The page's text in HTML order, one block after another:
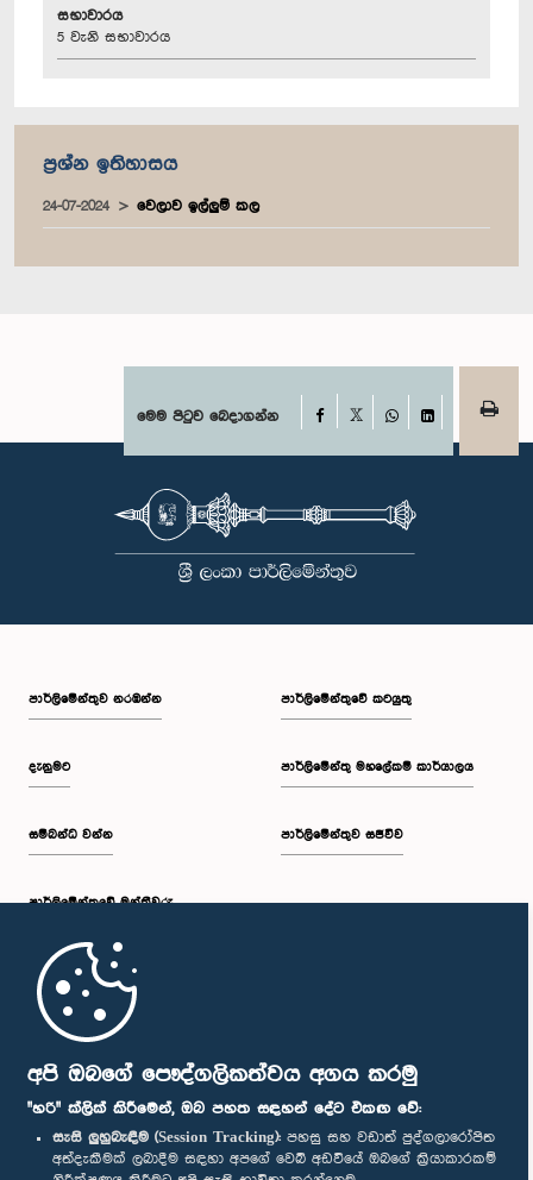
අපි ඔබගේ පෞද්ගලිකත්වය අගය කරමු
"හරි" ක්ලික් කිරීමෙන්, ඔබ පහත සඳහන් දේට එකඟ වේ:
සැසි ලුහුබැඳීම (Session Tracking): පහසු සහ වඩාත් පුද්ගලාරෝපිත
අත්දැකීමක් ලබාදීම සඳහා අපගේ වෙබ් අඩවියේ ඔබගේ ක්‍රියාකාරකම්
සභාවාරය
5 වැනි සභාවාරය
ප්‍රශ්න ඉතිහාසය
24-07-2024 වෙලාව ඉල්ලුම් කල
මෙම පිටුව බෙදාගන්න Facebook
WhatsAppLinkedIn
පාර්ලි‌මේන්තුව නරඹන්න
දැනුමට
සම්බන්ධ වන්න
පාර්ලි‌මේන්තුවේ මන්ත්‍රීවරු
මුල් පිටුව
පාර්ලිමේන්තුවේ කටයුතු
පාර්ලිමේන්තු මහලේකම් කාර්යාලය
පාර්ලිමේන්තුව සජීවීව
පාර්ලිමේන්තු ජංගම යෙදුම